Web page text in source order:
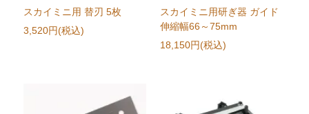
スカイミニ用 替刃 5枚
3,520円(税込)
スカイミニ用研ぎ器 ガイド
伸縮幅66～75mm
18,150円(税込)